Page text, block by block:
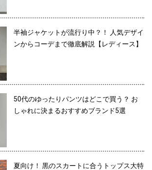
半袖ジャケットが流行り中？！ 人気デザイ
ンからコーデまで徹底解説【レディース】
50代のゆったりパンツはどこで買う？ お
しゃれに決まるおすすめブランド5選
夏向け！ 黒のスカートに合うトップス大特